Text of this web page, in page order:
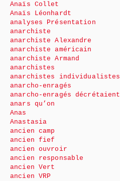
Anaïs Collet
Anaïs Léonhardt
analyses Présentation
anarchiste
anarchiste Alexandre
anarchiste américain
anarchiste Armand
anarchistes
anarchistes individualistes
anarcho-enragés
anarcho-enragés décrétaient
anars qu’on
Anas
Anastasia
ancien camp
ancien fief
ancien ouvroir
ancien responsable
ancien Vert
ancien VRP